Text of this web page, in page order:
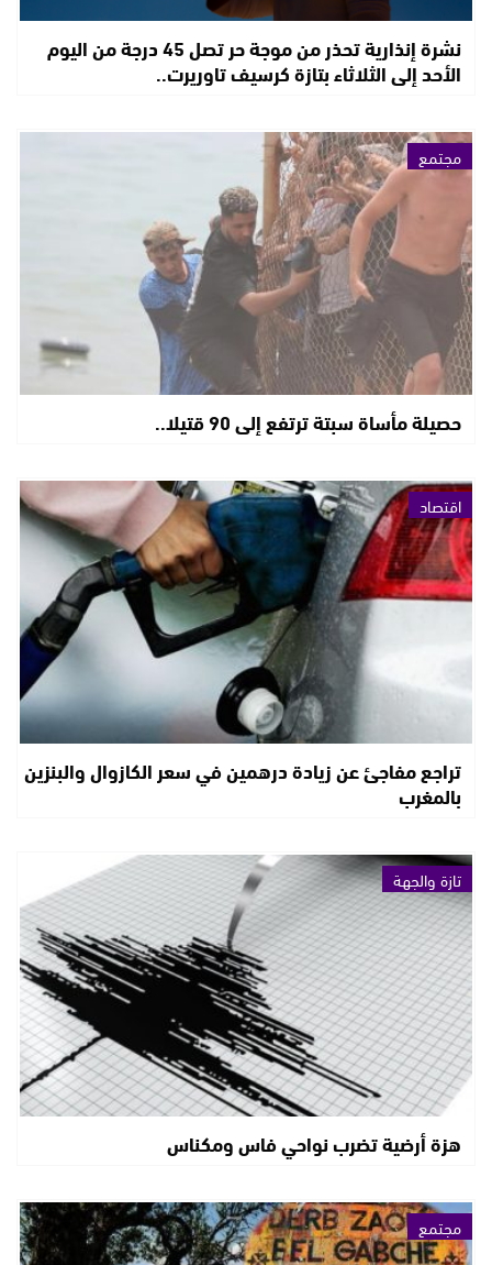
نشرة إنذارية تحذر من موجة حر تصل 45 درجة من اليوم
الأحد إلى الثلاثاء بتازة كرسيف تاوريرت..
مجتمع
حصيلة مأساة سبتة ترتفع إلى 90 قتيلا..
اقتصاد
تراجع مفاجئ عن زيادة درهمين في سعر الكازوال والبنزين
بالمغرب
تازة والجهة
هزة أرضية تضرب نواحي فاس ومكناس
مجتمع